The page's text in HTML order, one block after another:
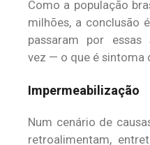
Como a população
milhões, a conclusão
passaram por
vez — o que é sintoma
Impermeabilização
Num cenário de
retroalimentam,